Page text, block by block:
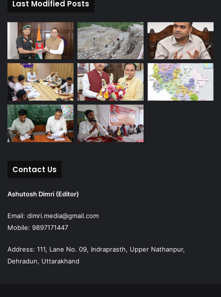
Last Modified Posts
Contact Us
Ashutosh Dimri (Editor)
Email: dimri.media@gmail.com
Mobile: 9897171447
Address: 111, Lane No. 09, Indraprasth, Upper Nathanpur,
Dehradun, Uttarakhand